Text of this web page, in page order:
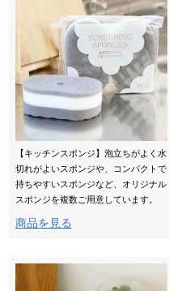
【キッチンスポンジ】泡立ちがよく水
切れがよいスポンジや、コンパクトで
持ちやすいスポンジなど、オリジナル
スポンジを複数ご用意しています。
商品を見る